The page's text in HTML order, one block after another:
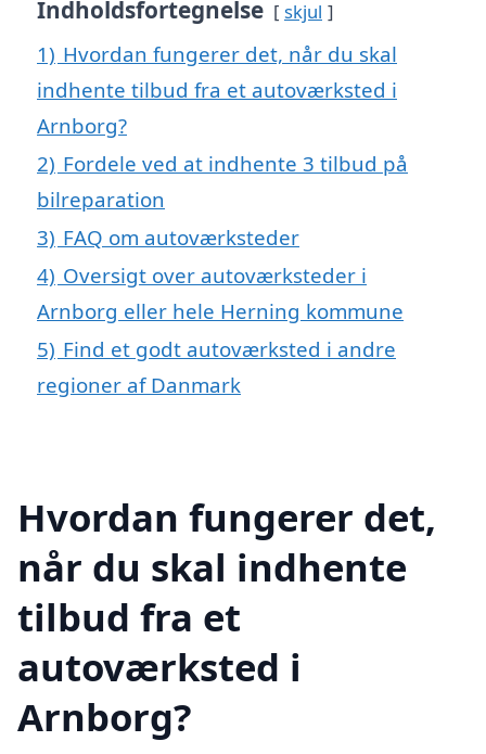
Indholdsfortegnelse skjul
1) Hvordan fungerer det, når du skal
indhente tilbud fra et autoværksted i
Arnborg?
2) Fordele ved at indhente 3 tilbud på
bilreparation
3) FAQ om autoværksteder
4) Oversigt over autoværksteder i
Arnborg eller hele Herning kommune
5) Find et godt autoværksted i andre
regioner af Danmark
Hvordan fungerer det,
når du skal indhente
tilbud fra et
autoværksted i
Arnborg?